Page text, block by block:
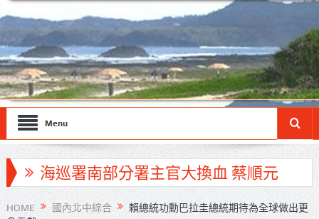
Menu
海巡署南部分署主官大換血 蔡順元
勉提升巡防戰力
HOME 國內北中綜合
賴總統功勳巴拉圭總統期待為全球做出更